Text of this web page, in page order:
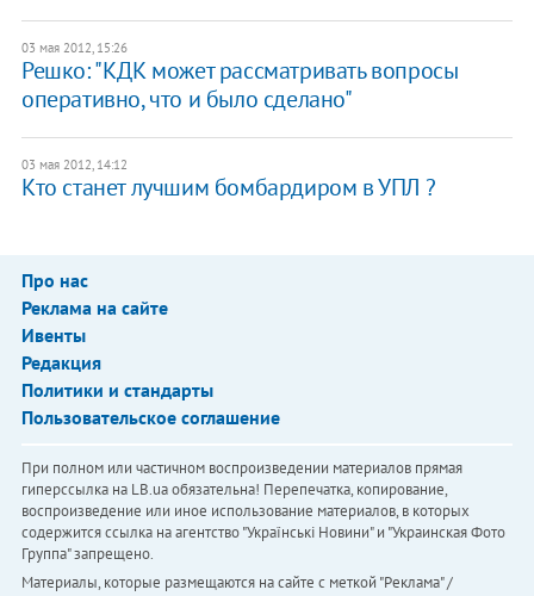
03 мая 2012, 15:26
Решко: "КДК может рассматривать вопросы
оперативно, что и было сделано"
03 мая 2012, 14:12
​Кто станет лучшим бомбардиром в УПЛ ?
Про нас
Реклама на сайте
Ивенты
Редакция
Политики и стандарты
Пользовательское соглашение
При полном или частичном воспроизведении материалов прямая
гиперссылка на LB.ua обязательна! Перепечатка, копирование,
воспроизведение или иное использование материалов, в которых
содержится ссылка на агентство "Українськi Новини" и "Украинская Фото
Группа" запрещено.
Материалы, которые размещаются на сайте с меткой "Реклама" /